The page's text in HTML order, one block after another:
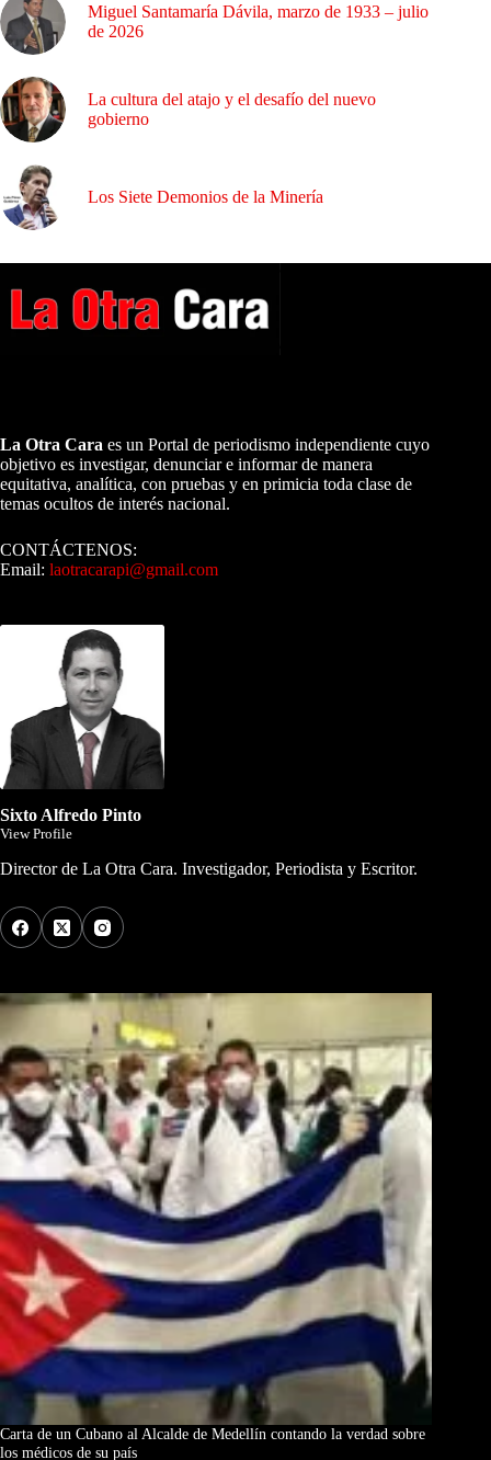
Miguel Santamaría Dávila, marzo de 1933 – julio
de 2026
La cultura del atajo y el desafío del nuevo
gobierno
Los Siete Demonios de la Minería
La Otra Cara es un Portal de periodismo independiente cuyo
objetivo es investigar, denunciar e informar de manera
equitativa, analítica, con pruebas y en primicia toda clase de
temas ocultos de interés nacional.
CONTÁCTENOS:
Email: laotracarapi@gmail.com
Sixto Alfredo Pinto
View Profile
Director de La Otra Cara. Investigador, Periodista y Escritor.
Carta de un Cubano al Alcalde de Medellín contando la verdad sobre
los médicos de su país